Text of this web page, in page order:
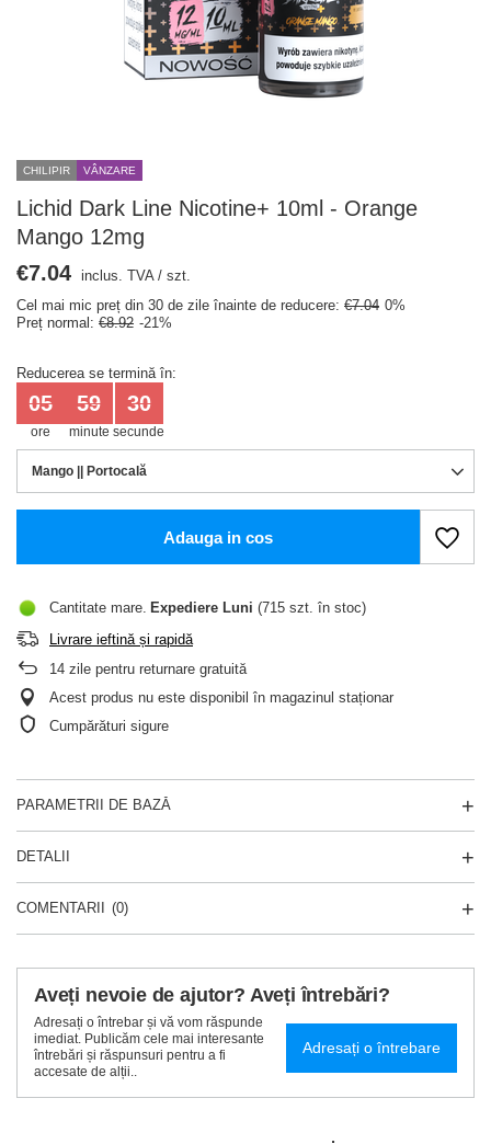
CHILIPIR VÂNZARE
Lichid Dark Line Nicotine+ 10ml - Orange
Mango 12mg
Mango || Portocală
€7.04 inclus. TVA/ szt.
Cel mai mic preț din 30 de zile înainte de reducere: €7.04 0%
Preț normal: €8.92 -21%
Reducerea se termină în:
05
ore
59
minute
29
secunde
Adauga in cos
Cantitate mare Expediere Luni (715 szt. în stoc)
Livrare ieftină și rapidă
14 zile pentru returnare gratuită
Acest produs nu este disponibil în magazinul staționar
Cumpărături sigure
PARAMETRII DE BAZĂ
DETALII
COMENTARII (0)
Aveți nevoie de ajutor? Aveți întrebări?
Adresați o întrebar și vă vom răspunde
imediat. Publicăm cele mai interesante
întrebări și răspunsuri pentru a fi
accesate de alții..
Adresați o întrebare